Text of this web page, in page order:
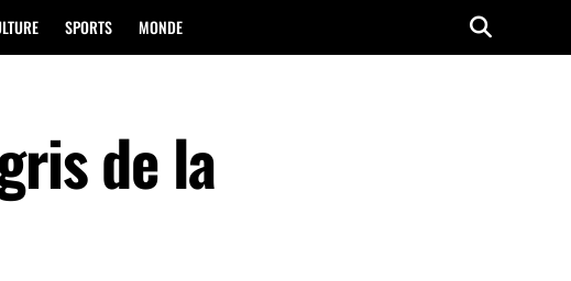
SPORTS MONDE
de la